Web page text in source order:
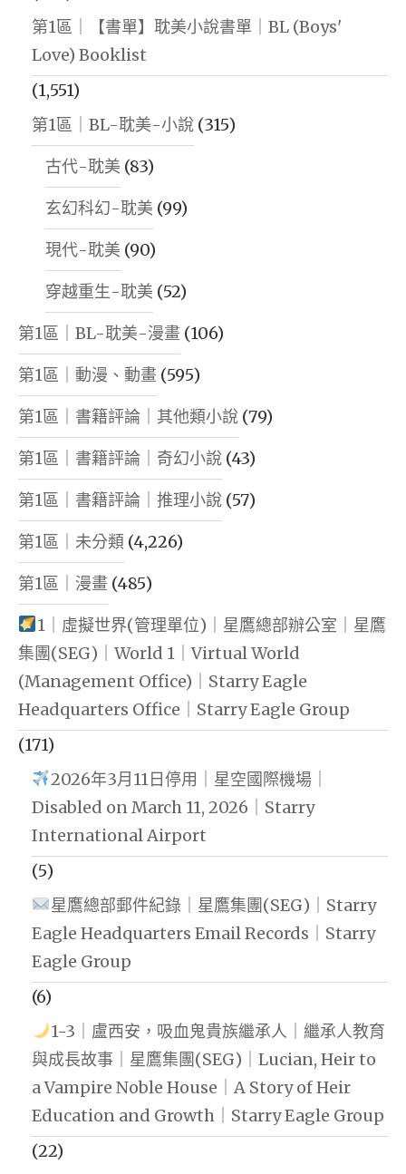
第1區｜【書單】耽美小說書單｜BL (Boys'
Love) Booklist
(1,551)
第1區｜BL-耽美-小說 (315)
古代-耽美 (83)
玄幻科幻-耽美 (99)
現代-耽美 (90)
穿越重生-耽美 (52)
第1區｜BL-耽美-漫畫 (106)
第1區｜動漫、動畫 (595)
第1區｜書籍評論｜其他類小說 (79)
第1區｜書籍評論｜奇幻小說 (43)
第1區｜書籍評論｜推理小說 (57)
第1區｜未分類 (4,226)
第1區｜漫畫 (485)
1｜虛擬世界(管理單位)｜星鷹總部辦公室｜星鷹
集團(SEG)｜World 1｜Virtual World
(Management Office)｜Starry Eagle
Headquarters Office｜Starry Eagle Group
(171)
2026年3月11日停用｜星空國際機場｜
Disabled on March 11, 2026｜Starry
International Airport
(5)
星鷹總部郵件紀錄｜星鷹集團(SEG)｜Starry
Eagle Headquarters Email Records｜Starry
Eagle Group
(6)
1-3｜盧西安，吸血鬼貴族繼承人｜繼承人教育
與成長故事｜星鷹集團(SEG)｜Lucian, Heir to
a Vampire Noble House｜A Story of Heir
Education and Growth｜Starry Eagle Group
(22)